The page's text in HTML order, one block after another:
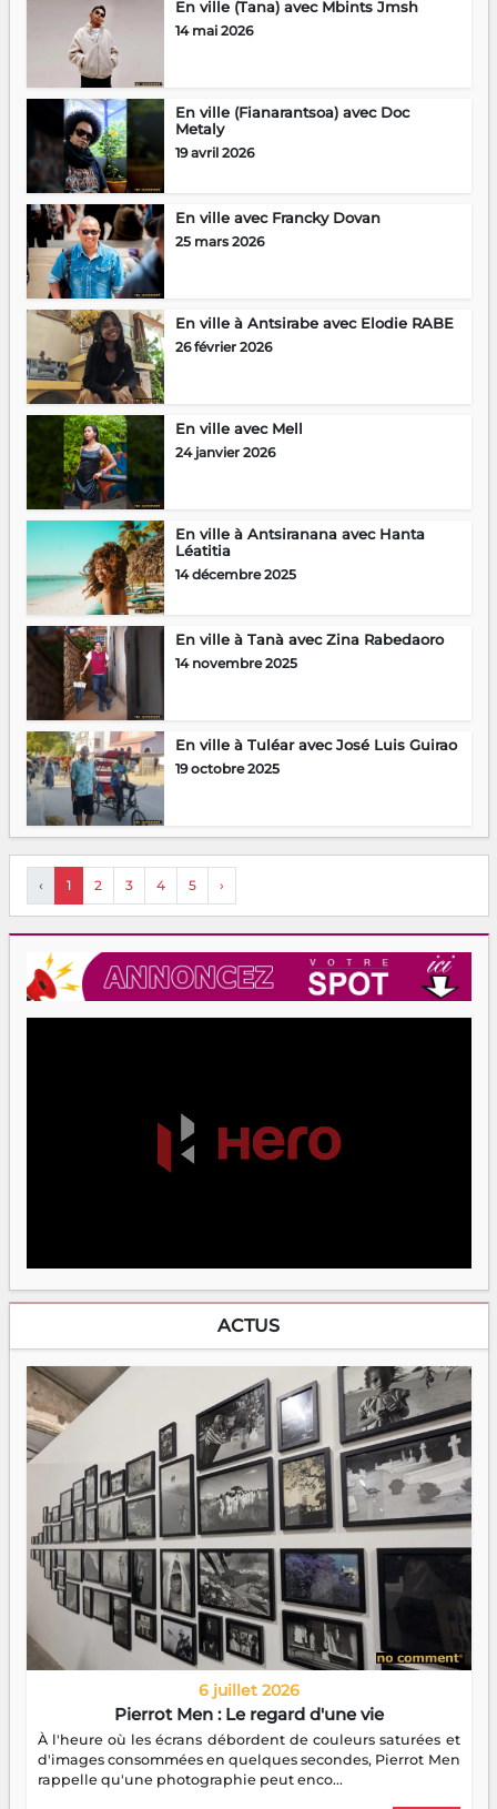
En ville (Tana) avec Mbints Jmsh
14 mai 2026
En ville (Fianarantsoa) avec Doc
Metaly
19 avril 2026
En ville avec Francky Dovan
25 mars 2026
En ville à Antsirabe avec Elodie RABE
26 février 2026
En ville avec Mell
24 janvier 2026
En ville à Antsiranana avec Hanta
Léatitia
14 décembre 2025
En ville à Tanà avec Zina Rabedaoro
14 novembre 2025
En ville à Tuléar avec José Luis Guirao
19 octobre 2025
‹ 1 2 3 4 5 ›
ACTUS
6 juillet 2026
Pierrot Men : Le regard d'une vie
À l'heure où les écrans débordent de couleurs saturées et
d'images consommées en quelques secondes, Pierrot Men
rappelle qu'une photographie peut enco...